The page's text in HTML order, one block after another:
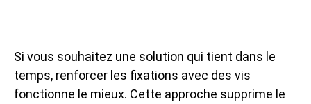
Si vous souhaitez une solution qui tient dans le
temps, renforcer les fixations avec des vis
fonctionne le mieux. Cette approche supprime le